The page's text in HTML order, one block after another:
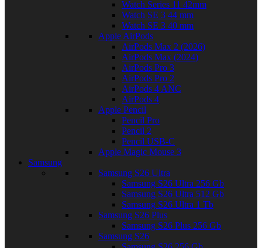
Watch Series 11 42mm
Watch SE 3 44 mm
Watch SE 3 40 mm
Apple AirPods
AirPods Max 2 (2026)
AirPods Max (2024)
AirPods Pro 3
AirPods Pro 2
AirPods 4 ANC
AirPods 4
Apple Pencil
Pencil Pro
Pencil 2
Pencil USB-C
Apple Magic Mouse 3
Samsung
Samsung S26 Ultra
Samsung S26 Ultra 256 Gb
Samsung S26 Ultra 512 Gb
Samsung S26 Ultra 1 Tb
Samsung S26 Plus
Samsung S26 Plus 256 Gb
Samsung S26